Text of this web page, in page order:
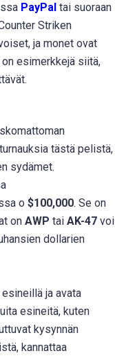
PayPal tai suoraan
Striken
ja monet ovat
esimerkkejä siitä,
tästä pelistä,
sydämet.
o $100,000. Se on
on AWP tai AK-47 voi
dollarien
ja avata
esineitä, kuten
kysynnän
kannattaa